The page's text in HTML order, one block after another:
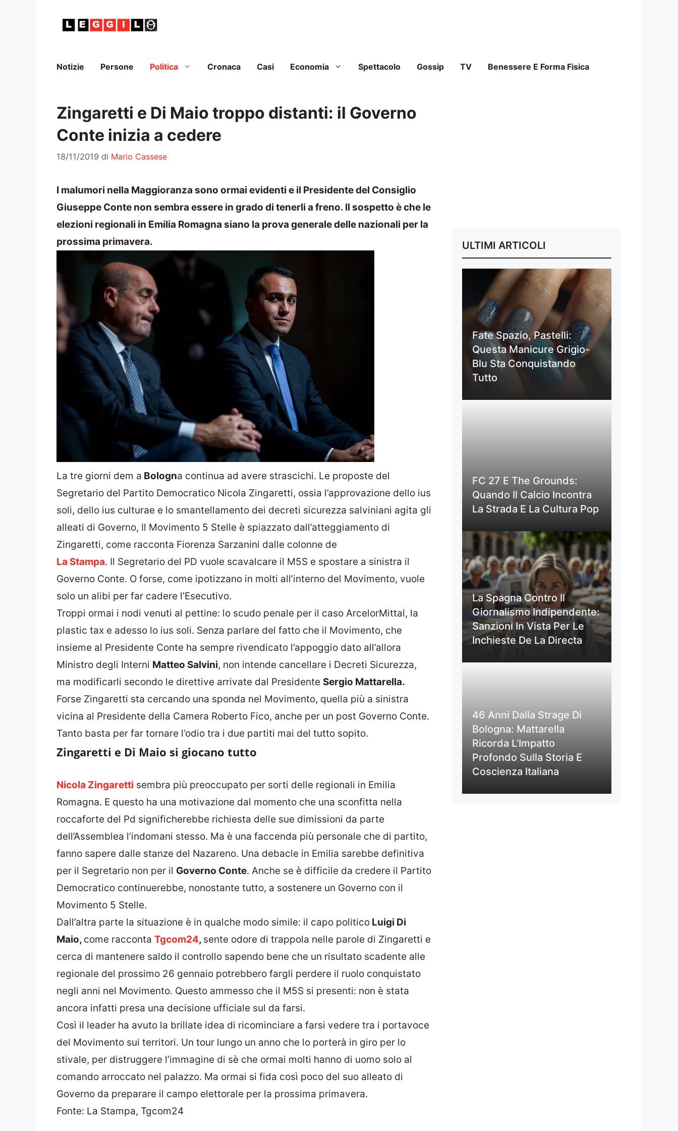
Notizie Persone Politica Cronaca Casi Economia Spettacolo Gossip TV Benessere E Forma Fisica
Zingaretti e Di Maio troppo distanti: il Governo
Conte inizia a cedere
18/11/2019 di Mario Cassese
I malumori nella Maggioranza sono ormai evidenti e il Presidente del Consiglio
Giuseppe Conte non sembra essere in grado di tenerli a freno. Il sospetto è che le
elezioni regionali in Emilia Romagna siano la prova generale delle nazionali per la
prossima primavera.
La tre giorni dem a Bologna continua ad avere strascichi. Le proposte del
Segretario del Partito Democratico Nicola Zingaretti, ossia l’approvazione dello ius
soli, dello ius culturae e lo smantellamento dei decreti sicurezza salviniani agita gli
alleati di Governo, Il Movimento 5 Stelle è spiazzato dall’atteggiamento di
Zingaretti, come racconta Fiorenza Sarzanini dalle colonne de
La Stampa. Il Segretario del PD vuole scavalcare il M5S e spostare a sinistra il
Governo Conte. O forse, come ipotizzano in molti all’interno del Movimento, vuole
solo un alibi per far cadere l’Esecutivo.
Troppi ormai i nodi venuti al pettine: lo scudo penale per il caso ArcelorMittal, la
plastic tax e adesso lo ius soli. Senza parlare del fatto che il Movimento, che
insieme al Presidente Conte ha sempre rivendicato l’appoggio dato all’allora
Ministro degli Interni Matteo Salvini, non intende cancellare i Decreti Sicurezza,
ma modificarli secondo le direttive arrivate dal Presidente Sergio Mattarella.
Forse Zingaretti sta cercando una sponda nel Movimento, quella più a sinistra
vicina al Presidente della Camera Roberto Fico, anche per un post Governo Conte.
Tanto basta per far tornare l’odio tra i due partiti mai del tutto sopito.
Zingaretti e Di Maio si giocano tutto
Nicola Zingaretti sembra più preoccupato per sorti delle regionali in Emilia
Romagna. E questo ha una motivazione dal momento che una sconfitta nella
roccaforte del Pd significherebbe richiesta delle sue dimissioni da parte
dell’Assemblea l’indomani stesso. Ma è una faccenda più personale che di partito,
fanno sapere dalle stanze del Nazareno. Una debacle in Emilia sarebbe definitiva
per il Segretario non per il Governo Conte. Anche se è difficile da credere il Partito
Democratico continuerebbe, nonostante tutto, a sostenere un Governo con il
Movimento 5 Stelle.
Dall’altra parte la situazione è in qualche modo simile: il capo politico Luigi Di
Maio, come racconta Tgcom24, sente odore di trappola nelle parole di Zingaretti e
cerca di mantenere saldo il controllo sapendo bene che un risultato scadente alle
regionale del prossimo 26 gennaio potrebbero fargli perdere il ruolo conquistato
negli anni nel Movimento. Questo ammesso che il M5S si presenti: non è stata
ancora infatti presa una decisione ufficiale sul da farsi.
Così il leader ha avuto la brillate idea di ricominciare a farsi vedere tra i portavoce
del Movimento sui territori. Un tour lungo un anno che lo porterà in giro per lo
stivale, per distruggere l’immagine di sè che ormai molti hanno di uomo solo al
comando arroccato nel palazzo. Ma ormai si fida così poco del suo alleato di
Governo da preparare il campo elettorale per la prossima primavera.
Fonte: La Stampa, Tgcom24
ULTIMI ARTICOLI
Fate Spazio, Pastelli:
Questa Manicure Grigio-
Blu Sta Conquistando
Tutto
FC 27 E The Grounds:
Quando Il Calcio Incontra
La Strada E La Cultura Pop
La Spagna Contro Il
Giornalismo Indipendente:
Sanzioni In Vista Per Le
Inchieste De La Directa
46 Anni Dalla Strage Di
Bologna: Mattarella
Ricorda L’Impatto
Profondo Sulla Storia E
Coscienza Italiana